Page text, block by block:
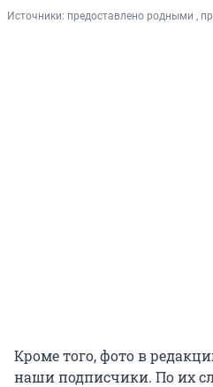
Источники: предоставлено родными ,
Кроме того, фото в
наши подписчики. По их